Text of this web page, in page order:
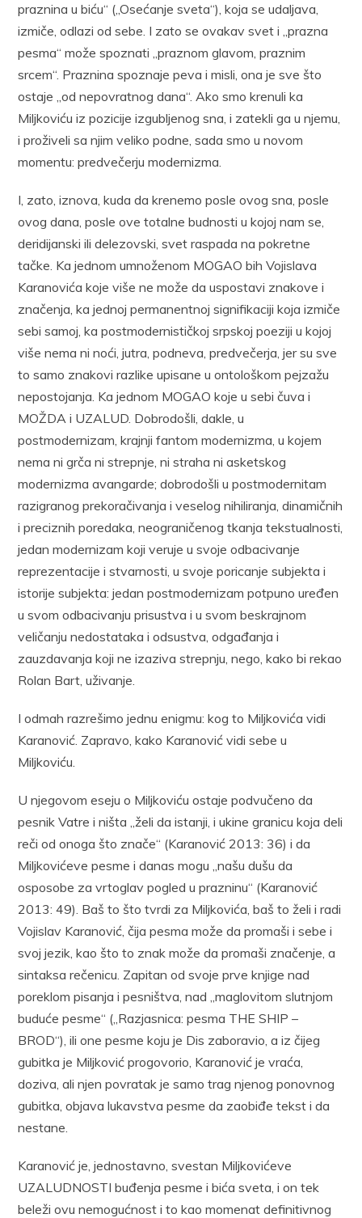
praznina u biću“ („Osećanje sveta“), koja se udaljava,
izmiče, odlazi od sebe. I zato se ovakav svet i „prazna
pesma“ može spoznati „praznom glavom, praznim
srcem“. Praznina spoznaje peva i misli, ona je sve što
ostaje „od nepovratnog dana“. Ako smo krenuli ka
Miljkoviću iz pozicije izgubljenog sna, i zatekli ga u njemu,
i proživeli sa njim veliko podne, sada smo u novom
momentu: predvečerju modernizma.
I, zato, iznova, kuda da krenemo posle ovog sna, posle
ovog dana, posle ove totalne budnosti u kojoj nam se,
deridijanski ili delezovski, svet raspada na pokretne
tačke. Ka jednom umnoženom MOGAO bih Vojislava
Karanovića koje više ne može da uspostavi znakove i
značenja, ka jednoj permanentnoj signifikaciji koja izmiče
sebi samoj, ka postmodernističkoj srpskoj poeziji u kojoj
više nema ni noći, jutra, podneva, predvečerja, jer su sve
to samo znakovi razlike upisane u ontološkom pejzažu
nepostojanja. Ka jednom MOGAO koje u sebi čuva i
MOŽDA i UZALUD. Dobrodošli, dakle, u
postmodernizam, krajnji fantom modernizma, u kojem
nema ni grča ni strepnje, ni straha ni asketskog
modernizma avangarde; dobrodošli u postmodernitam
razigranog prekoračivanja i veselog nihiliranja, dinamičnih
i preciznih poredaka, neograničenog tkanja tekstualnosti,
jedan modernizam koji veruje u svoje odbacivanje
reprezentacije i stvarnosti, u svoje poricanje subjekta i
istorije subjekta: jedan postmodernizam potpuno uređen
u svom odbacivanju prisustva i u svom beskrajnom
veličanju nedostataka i odsustva, odgađanja i
zauzdavanja koji ne izaziva strepnju, nego, kako bi rekao
Rolan Bart, uživanje.
I odmah razrešimo jednu enigmu: kog to Miljkovića vidi
Karanović. Zapravo, kako Karanović vidi sebe u
Miljkoviću.
U njegovom eseju o Miljkoviću ostaje podvučeno da
pesnik Vatre i ništa „želi da istanji, i ukine granicu koja deli
reči od onoga što znače“ (Karanović 2013: 36) i da
Miljkovićeve pesme i danas mogu „našu dušu da
osposobe za vrtoglav pogled u prazninu“ (Karanović
2013: 49). Baš to što tvrdi za Miljkovića, baš to želi i radi
Vojislav Karanović, čija pesma može da promaši i sebe i
svoj jezik, kao što to znak može da promaši značenje, a
sintaksa rečenicu. Zapitan od svoje prve knjige nad
poreklom pisanja i pesništva, nad „maglovitom slutnjom
buduće pesme“ („Razjasnica: pesma THE SHIP –
BROD“), ili one pesme koju je Dis zaboravio, a iz čijeg
gubitka je Miljković progovorio, Karanović je vraća,
doziva, ali njen povratak je samo trag njenog ponovnog
gubitka, objava lukavstva pesme da zaobiđe tekst i da
nestane.
Karanović je, jednostavno, svestan Miljkovićeve
UZALUDNOSTI buđenja pesme i bića sveta, i on tek
beleži ovu nemogućnost i to kao momenat definitivnog